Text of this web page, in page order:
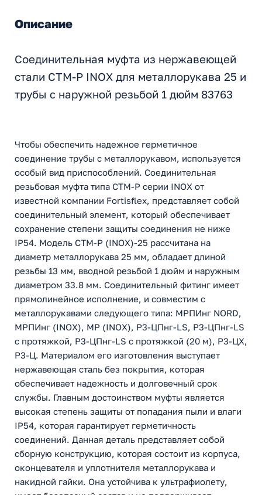
Описание
Соединительная муфта из нержавеющей
стали СТМ-Р INOX для металлорукава 25 и
трубы с наружной резьбой 1 дюйм 83763
Чтобы обеспечить надежное герметичное
соединение трубы с металлорукавом, используется
особый вид приспособлений. Соединительная
резьбовая муфта типа СТМ-Р серии INOX от
известной компании Fortisflex, представляет собой
соединительный элемент, который обеспечивает
сохранение степени защиты соединения не ниже
IP54. Модель СТМ-Р (INOX)-25 рассчитана на
диаметр металлорукава 25 мм, обладает длиной
резьбы 13 мм, вводной резьбой 1 дюйм и наружным
диаметром 33.8 мм. Соединительный фитинг имеет
прямолинейное исполнение, и совместим с
металлорукавами следующего типа: МРПИнг NORD,
МРПИнг (INOX), МР (INOX), Р3-ЦПнг-LS, Р3-ЦПнг-LS
с протяжкой, Р3-ЦПнг-LS с протяжкой (20 м), Р3-ЦХ,
Р3-Ц. Материалом его изготовления выступает
нержавеющая сталь без покрытия, которая
обеспечивает надежность и долговечный срок
службы. Главным достоинством муфты является
высокая степень защиты от попадания пыли и влаги
IP54, которая гарантирует герметичность
соединений. Данная деталь представляет собой
сборную конструкцию, которая состоит из корпуса,
оконцевателя и уплотнителя металлорукава и
накидной гайки. Она устойчива к ультрафиолету,